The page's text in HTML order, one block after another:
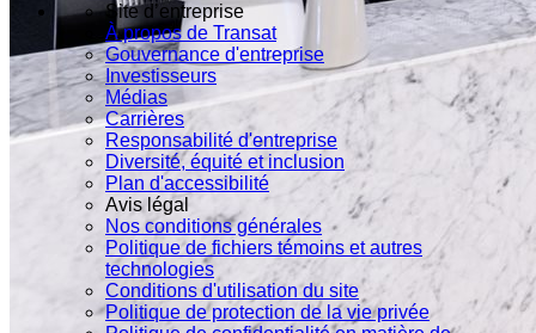
Site d’entreprise
À propos de Transat
Gouvernance d'entreprise
Investisseurs
Médias
Carrières
Responsabilité d'entreprise
Diversité, équité et inclusion
Plan d'accessibilité
Avis légal
Nos conditions générales
Politique de fichiers témoins et autres
technologies
Conditions d'utilisation du site
Politique de protection de la vie privée